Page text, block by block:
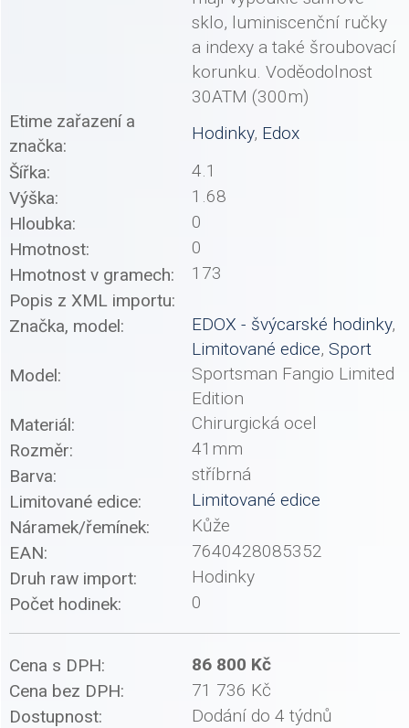
sklo, luminiscenční ručky
a indexy a také šroubovací
korunku. Voděodolnost
30ATM (300m)
Etime zařazení a
značka:
Hodinky, Edox
Šířka:
4.1
Výška:
1.68
Hloubka:
0
Hmotnost:
0
Hmotnost v gramech:
173
Popis z XML importu:
Značka, model:
EDOX - švýcarské hodinky,
Limitované edice, Sport
Model:
Sportsman Fangio Limited
Edition
Materiál:
Chirurgická ocel
Rozměr:
41mm
Barva:
stříbrná
Limitované edice:
Limitované edice
Náramek/řemínek:
Kůže
EAN:
7640428085352
Druh raw import:
Hodinky
Počet hodinek:
0
Cena s DPH:
86 800 Kč
Cena bez DPH:
71 736 Kč
Dostupnost:
Dodání do 4 týdnů